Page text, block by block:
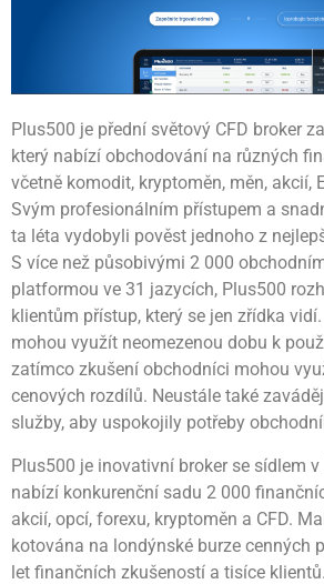
Plus500 je přední světový CFD broker
který nabízí obchodování na různých
včetně komodit, kryptoměn, měn, akcií,
Svým profesionálním přístupem a
ta léta vydobyli pověst jednoho z
S více než působivými 2 000
platformou ve 31 jazycích, Plus500
klientům přístup, který se jen zřídka
mohou využít neomezenou dobu k
zatímco zkušení obchodníci mohou
cenových rozdílů. Neustále také
služby, aby uspokojily potřeby
Plus500 je inovativní broker se sídlem v
nabízí konkurenční sadu 2 000
akcií, opcí, forexu, kryptoměn a CFD.
kotována na londýnské burze cenných
let finančních zkušeností a tisíce